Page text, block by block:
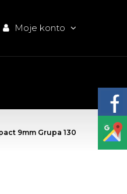
Moje konto
9mm Grupa 130